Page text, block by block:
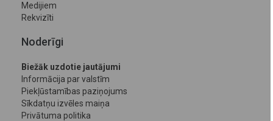
Medijiem
Rekvizīti
Noderīgi
Biežāk uzdotie jautājumi
Informācija par valstīm
Piekļūstamības paziņojums
Sīkdatņu izvēles maiņa
Privātuma politika